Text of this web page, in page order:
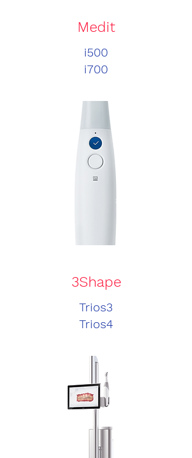
Medit
i500
i700
3Shape
Trios3
Trios4